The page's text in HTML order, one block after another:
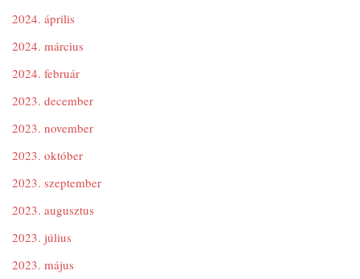
2024. április
2024. március
2024. február
2023. december
2023. november
2023. október
2023. szeptember
2023. augusztus
2023. július
2023. május